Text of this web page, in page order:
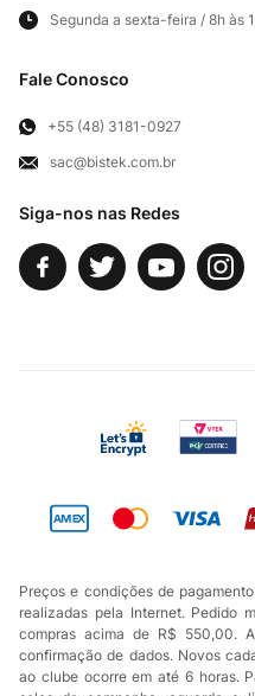
Siga-nos nas Redes
Panfletos lojas físicas
Frete e Entregas
Troca e Devoluções
Exercício de Direito
Fale Conosco
Segunda a sexta-feira / 8h às
Fale Conosco
+55 (48) 3181-0927
sac@bistek.com.br
Preços e condições de
realizadas pela Internet. Pedido
compras acima de R$ 550,00.
confirmação de dados. Novos
ao clube ocorre em até 6 horas.